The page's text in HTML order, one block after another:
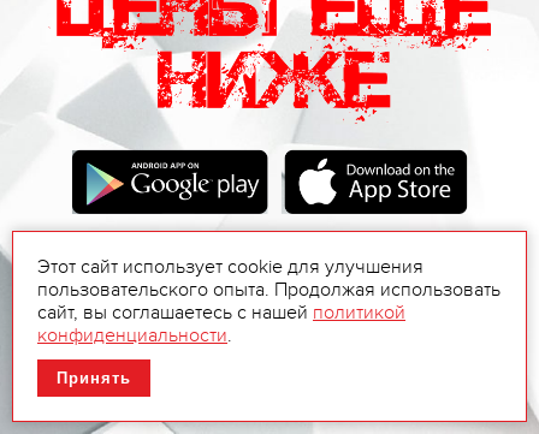
Этот сайт использует cookie для улучшения
пользовательского опыта. Продолжая использовать
сайт, вы соглашаетесь с нашей политикой
конфиденциальности.
Принять